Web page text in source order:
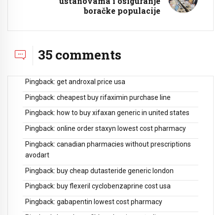
boračke populacije
35 comments
Pingback: get androxal price usa
Pingback: cheapest buy rifaximin purchase line
Pingback: how to buy xifaxan generic in united states
Pingback: online order staxyn lowest cost pharmacy
Pingback: canadian pharmacies without prescriptions
avodart
Pingback: buy cheap dutasteride generic london
Pingback: buy flexeril cyclobenzaprine cost usa
Pingback: gabapentin lowest cost pharmacy